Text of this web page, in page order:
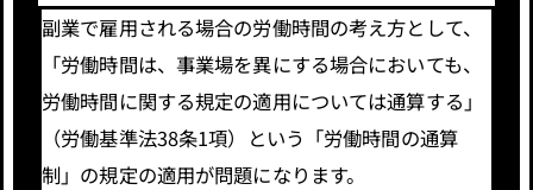
副業で雇用される場合の労働時間の考え方として、
「労働時間は、事業場を異にする場合においても、
労働時間に関する規定の適用については通算する」
（労働基準法38条1項）という「労働時間の通算
制」の規定の適用が問題になります。